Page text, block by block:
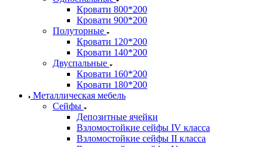
Кровати 800*200
Кровати 900*200
Полуторные
Кровати 120*200
Кровати 140*200
Двуспальные
Кровати 160*200
Кровати 180*200
Металлическая мебель
Сейфы
Депозитные ячейки
Взломостойкие сейфы IV класса
Взломостойкие сейфы II класса